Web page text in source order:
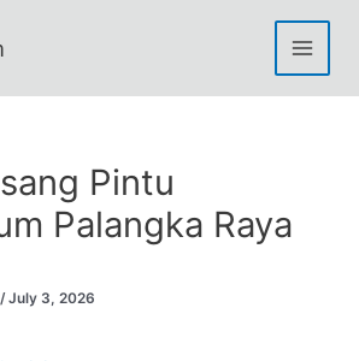
Pintu
Palangka Raya
/July 3, 2026